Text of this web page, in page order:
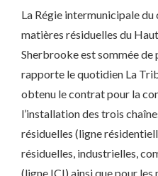
La Régie intermunicipale
matières résiduelles du
Sherbrooke est sommée de
rapporte le quotidien La
obtenu le contrat pour la
l’installation des trois
résiduelles (ligne
résiduelles, industrielles,
(ligne ICI) ainsi que pour les